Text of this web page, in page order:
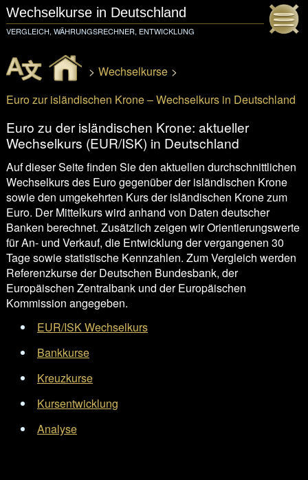
Wechselkurse in Deutschland
VERGLEICH, WÄHRUNGSRECHNER, ENTWICKLUNG
> Wechselkurse >
Euro zur isländischen Krone – Wechselkurs in Deutschland
Euro zu der isländischen Krone: aktueller
Wechselkurs (EUR/ISK) in Deutschland
Auf dieser Seite finden Sie den aktuellen durchschnittlichen
Wechselkurs des Euro gegenüber der isländischen Krone
sowie den umgekehrten Kurs der isländischen Krone zum
Euro. Der Mittelkurs wird anhand von Daten deutscher
Banken berechnet. Zusätzlich zeigen wir Orientierungswerte
für An- und Verkauf, die Entwicklung der vergangenen 30
Tage sowie statistische Kennzahlen. Zum Vergleich werden
Referenzkurse der Deutschen Bundesbank, der
Europäischen Zentralbank und der Europäischen
Kommission angegeben.
EUR/ISK Wechselkurs
Bankkurse
Kreuzkurse
Kursentwicklung
Analyse